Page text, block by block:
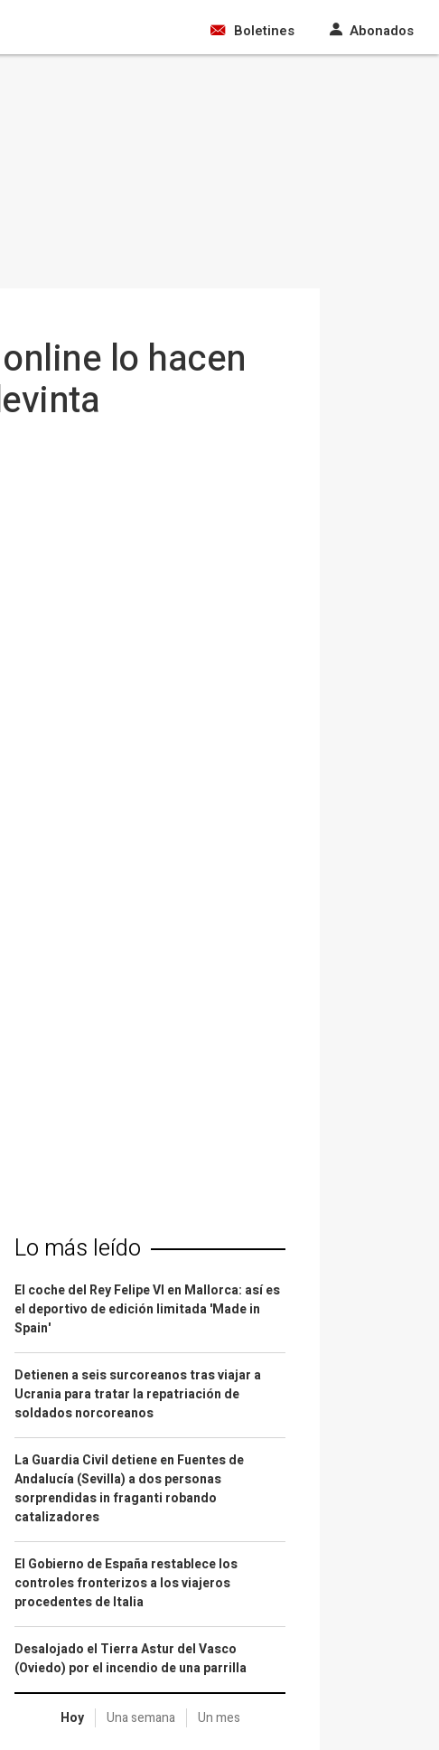
Boletines Abonados
lo hacen
Lo más leído
El coche del Rey Felipe VI en Mallorca: así es
el deportivo de edición limitada 'Made in
Spain'
Detienen a seis surcoreanos tras viajar a
Ucrania para tratar la repatriación de
soldados norcoreanos
La Guardia Civil detiene en Fuentes de
Andalucía (Sevilla) a dos personas
sorprendidas in fraganti robando
catalizadores
El Gobierno de España restablece los
controles fronterizos a los viajeros
procedentes de Italia
Desalojado el Tierra Astur del Vasco
(Oviedo) por el incendio de una parrilla
Hoy Una semana Un mes